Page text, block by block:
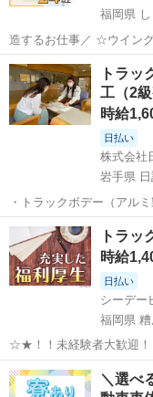
福岡県
造するお仕事／ ☆
ている工場です！…
福岡 ししぶ駅 そ
トラッ
工（2
時給
日払い
株式会社
岩手県 日
・トラックボデー（アルミ
ゲート）及び各種ト…
岩手 紫波郡 日詰駅
トラッ
時給
日払い
シーデー
福岡県
☆★！！未経験者大歓迎
安定企業様での…
福岡 糟屋郡 工場
＼選べ